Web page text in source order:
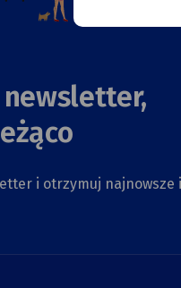
i otrzymuj najnowsze